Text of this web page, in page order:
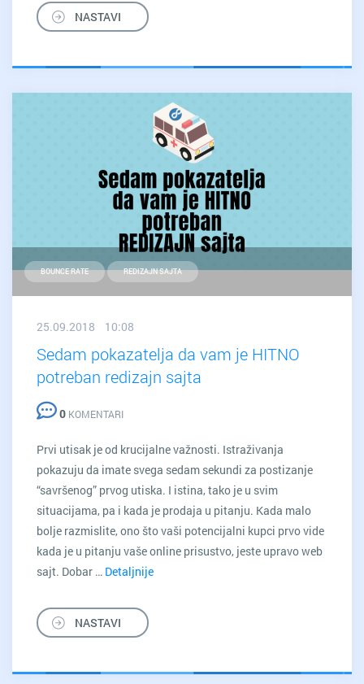
moraju
NASTAVI
BOUNCE RATE REDIZAJN SAJTA
25.09.2018 10:08
Sedam pokazatelja da vam je HITNO
potreban redizajn sajta
0 KOMENTARI
Prvi utisak je od krucijalne važnosti. Istraživanja
pokazuju da imate svega sedam sekundi za postizanje
“savršenog” prvog utiska. I istina, tako je u svim
situacijama, pa i kada je prodaja u pitanju. Kada malo
bolje razmislite, ono što vaši potencijalni kupci prvo vide
kada je u pitanju vaše online prisustvo, jeste upravo web
sajt. Dobar … Detaljnije
HITNO
NASTAVI